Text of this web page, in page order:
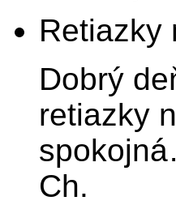
Retiazky
Dobrý
retiazky
Ch.